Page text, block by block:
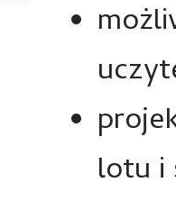
lotu i